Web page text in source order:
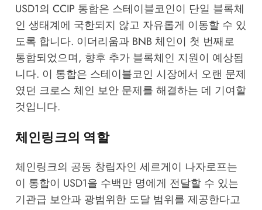
USD1의 CCIP 통합은 스테이블코인이 단일 블록체
인 생태계에 국한되지 않고 자유롭게 이동할 수 있
도록 합니다. 이더리움과 BNB 체인이 첫 번째로
통합되었으며, 향후 추가 블록체인 지원이 예상됩
니다. 이 통합은 스테이블코인 시장에서 오랜 문제
였던 크로스 체인 보안 문제를 해결하는 데 기여할
것입니다.
체인링크의 역할
체인링크의 공동 창립자인 세르게이 나자로프는
이 통합이 USD1을 수백만 명에게 전달할 수 있는
기관급 보안과 광범위한 도달 범위를 제공한다고